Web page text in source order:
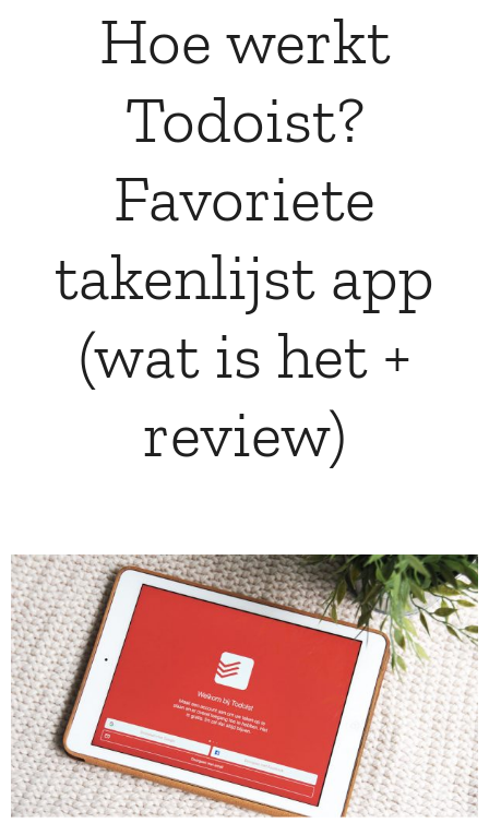
Hoe werkt
Todoist?
Favoriete
takenlijst app
(wat is het +
review)